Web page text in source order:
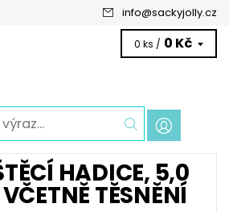
info@sackyjolly.cz
0 ks / 0 Kč
HADICE, 5,0
TĚSNĚNÍ